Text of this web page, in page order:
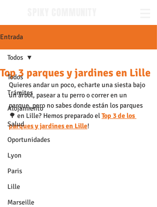
Entrada
Todos
Trámites
Alojamiento
Salud
Oportunidades
Lyon
Paris
Lille
Marseille
Todos
Top 3 parques y jardines en Lille
Quieres andar un poco, echarte una siesta bajo
un árbol, pasear a tu perro o correr en un
parque, pero no sabes donde están los parques
🌳 en Lille? Hemos preparado elTop 3 de los
parques y jardines en Lille!